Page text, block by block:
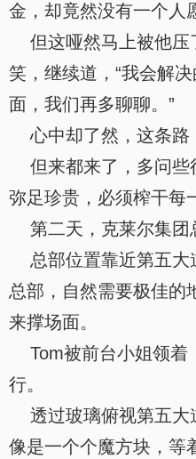
金，却竟然没有一个人
但这哑然马上被他压
笑，继续道，“我会解
面，我们再多聊聊。”
心中却了然，这条路
但来都来了，多问些
弥足珍贵，必须榨干每
第二天，克莱尔集团
总部位置靠近第五大
总部，自然需要极佳的
来撑场面。
Tom被前台小姐领着
行。
透过玻璃俯视第五大
像是一个个魔方块，等